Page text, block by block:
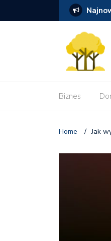
wyborem niż tradycyjna
Biznes
Home / Jak